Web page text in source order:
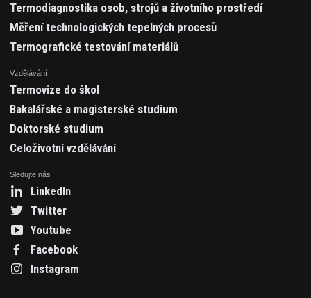
Termodiagnostika osob, strojů a životního prostředí
Měření technologických tepelných procesů
Termografické testování materiálů
Vzdělávání
Termovize do škol
Bakalářské a magisterské studium
Doktorské studium
Celoživotní vzdělávání
Sledujte nás
LinkedIn
Twitter
Youtube
Facebook
Instagram